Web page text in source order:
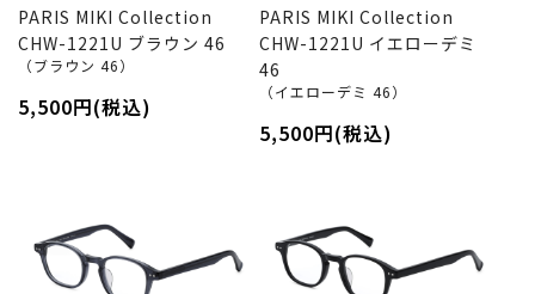
PARIS MIKI Collection
CHW-1221U ブラウン 46
（ブラウン 46）
5,500円(税込)
PARIS MIKI Collection
CHW-1221U イエローデミ
46
（イエローデミ 46）
5,500円(税込)